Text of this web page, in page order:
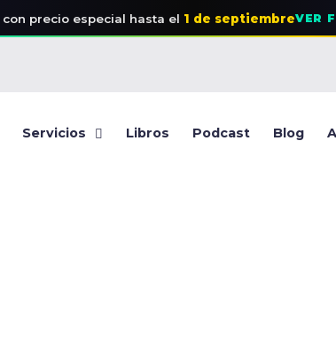
con precio especial hasta el 1 de septiembreVER
Servicios Libros Podcast Blog